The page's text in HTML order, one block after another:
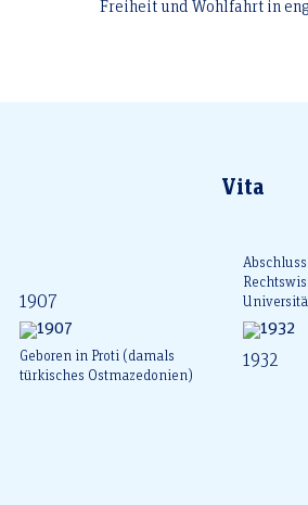
Freiheit und Wohlfahrt in
Vita
1907
Geboren in Proti (damals
türkisches Ostmazedonien)
1932